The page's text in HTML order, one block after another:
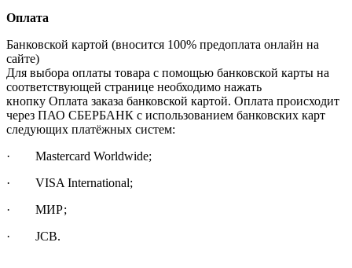
Оплата
Банковской картой (вносится 100% предоплата онлайн на
сайте)
Для выбора оплаты товара с помощью банковской карты на
соответствующей странице необходимо нажать
кнопку Оплата заказа банковской картой. Оплата происходит
через ПАО СБЕРБАНК с использованием банковских карт
следующих платёжных систем:
· Mastercard Worldwide;
· VISA International;
· МИР;
· JCB.